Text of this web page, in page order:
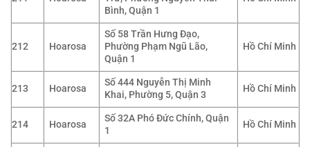
Bình, Quận 1
212 Hoarosa
Số 58 Trần Hưng Đạo,
Phường Phạm Ngũ Lão,
Quận 1
Hồ Chí Minh
213 Hoarosa
Số 444 Nguyễn Thị Minh
Khai, Phường 5, Quận 3
Hồ Chí Minh
214 Hoarosa
Số 32A Phó Đức Chính, Quận
1
Hồ Chí Minh